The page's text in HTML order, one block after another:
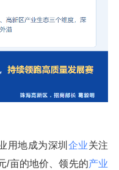
用地成为深圳 企业关注
/亩的地价、领先的产业